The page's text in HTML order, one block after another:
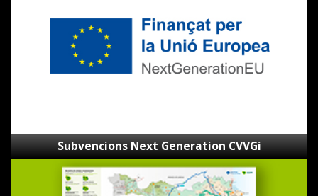
Subvencions Next Generation CVVGi